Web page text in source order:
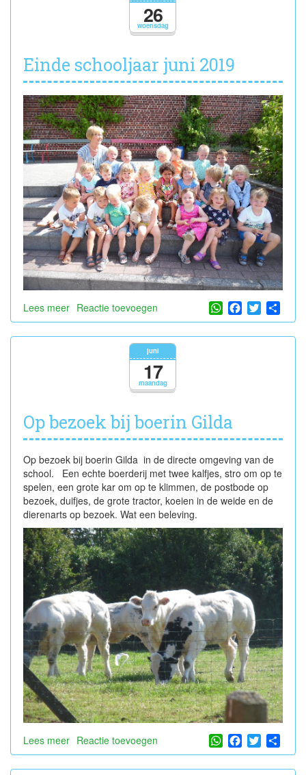
woensdag
26
Einde schooljaar juni 2019
Lees meer over
Einde
schooljaar
Reactie toevoegen WhatsApp
Facebook
Twitter
maandag
juni
17
Op bezoek bij boerin Gilda
Op bezoek bij boerin Gilda in de directe omgeving van de
school. Een echte boerderij met twee kalfjes, stro om op te
spelen, een grote kar om op te klimmen, de postbode op
bezoek, duifjes, de grote tractor, koeien in de weide en de
dierenarts op bezoek. Wat een beleving.
Lees meer over
Op
bezoek
Reactie toevoegen WhatsApp
Facebook
Twitter